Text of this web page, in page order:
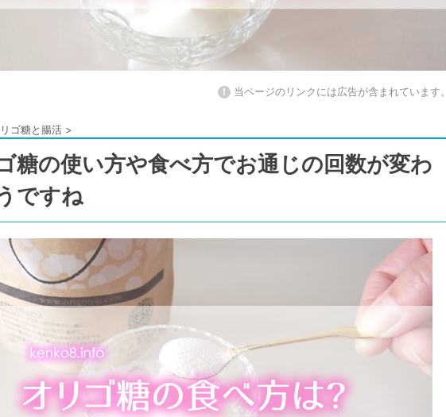
! 当ページのリンクには広告が含まれています。
ゴ糖と腸活 >
糖の使い方や食べ方でお通じの回数が変わ
ですね